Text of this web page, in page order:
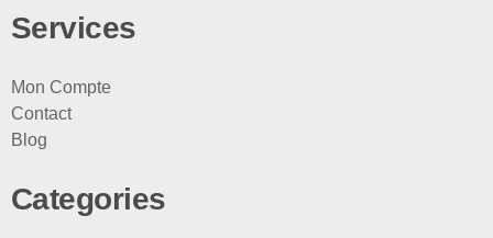
Services
Mon Compte
Contact
Blog
Categories